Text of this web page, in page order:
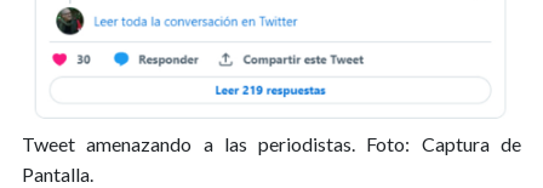
Tweet amenazando a las periodistas. Foto: Captura de
Pantalla.